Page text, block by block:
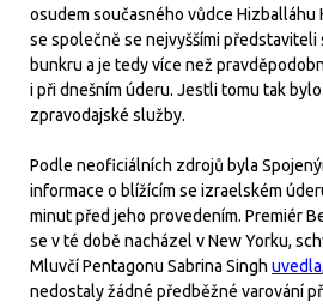
osudem současného vůdce Hizballáhu
se společně se nejvyššími představiteli
bunkru a je tedy více než
i při dnešním úderu. Jestli tomu tak bylo
zpravodajské služby.
Podle neoficiálních zdrojů byla
informace o blížícím se izraelském
minut před jeho provedením. Premiér
se v té době nacházel v New Yorku,
Mluvčí Pentagonu Sabrina Singh uvedla
nedostaly žádné předběžné varování